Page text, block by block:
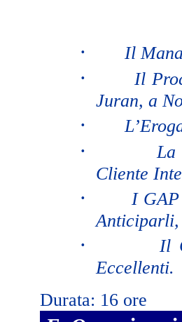
· Il
·
Il
Juran, a
·
·
La
Cliente
·
I
·
Il
Eccellenti.
Durata: 16 ore